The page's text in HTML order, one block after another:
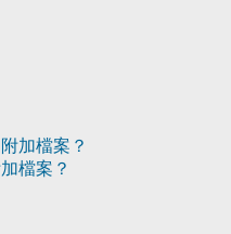
加檔案？
檔案？